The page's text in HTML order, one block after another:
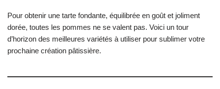
Pour obtenir une tarte fondante, équilibrée en goût et joliment
dorée, toutes les pommes ne se valent pas. Voici un tour
d’horizon des meilleures variétés à utiliser pour sublimer votre
prochaine création pâtissière.